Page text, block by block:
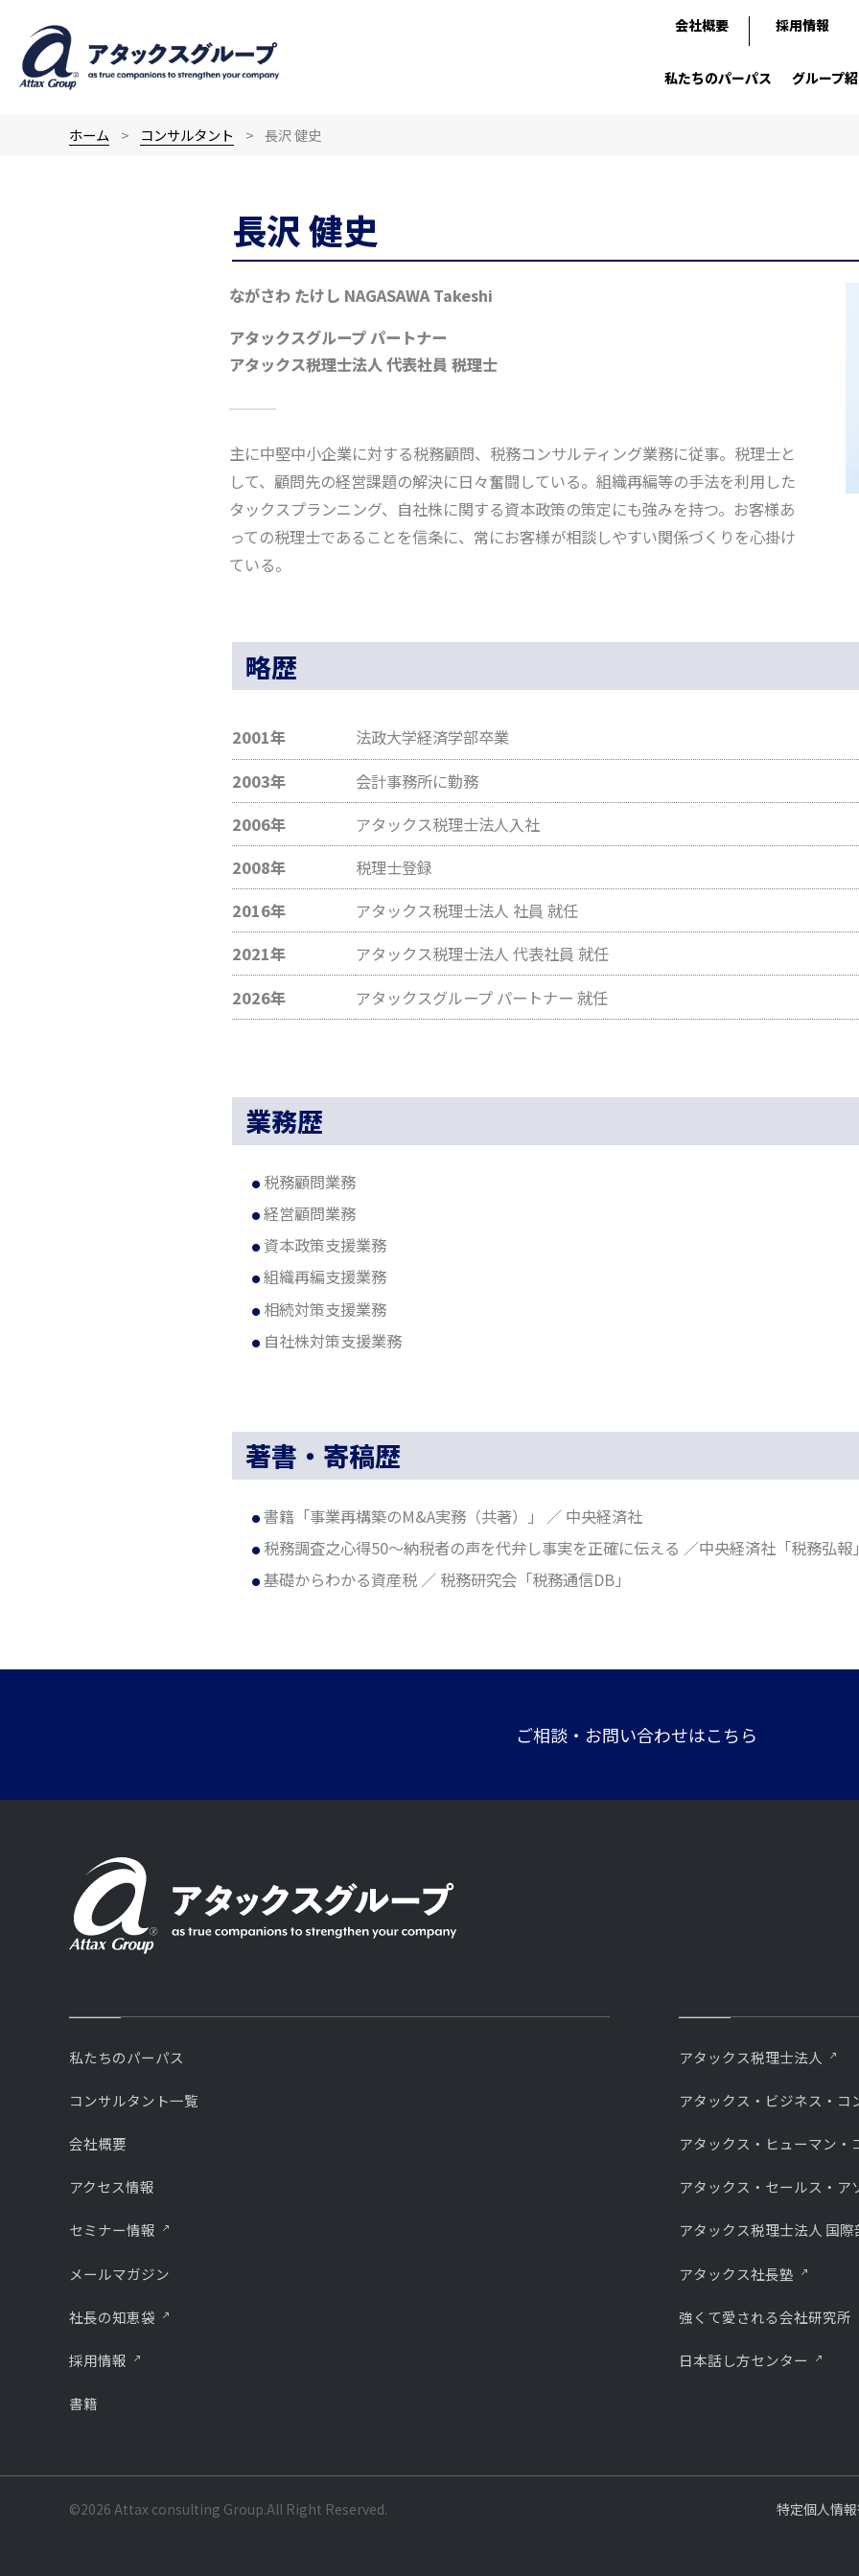
会社概要 採用情報
私たちのパーパス グループ
ホーム コンサルタント 長沢 健史
長沢 健史
ながさわ たけし NAGASAWA Takeshi
アタックスグループ パートナー
アタックス税理士法人 代表社員 税理士
主に中堅中小企業に対する税務顧問、税務コンサルティング業務に従事。税理士と
して、顧問先の経営課題の解決に日々奮闘している。組織再編等の手法を利用した
タックスプランニング、自社株に関する資本政策の策定にも強みを持つ。お客様あ
っての税理士であることを信条に、常にお客様が相談しやすい関係づくりを心掛け
ている。
略歴
2001年
法政大学経済学部卒業
2003年
会計事務所に勤務
2006年
アタックス税理士法人入社
2008年
税理士登録
2016年
アタックス税理士法人 社員 就任
2021年
アタックス税理士法人 代表社員 就任
2026年
アタックスグループ パートナー 就任
業務歴
税務顧問業務
経営顧問業務
資本政策支援業務
組織再編支援業務
相続対策支援業務
自社株対策支援業務
著書・寄稿歴
書籍「事業再構築のM&A実務（共著）」 ／ 中央経済社
税務調査之心得50～納税者の声を代弁し事実を正確に伝える ／中央経済社「税務弘報
基礎からわかる資産税 ／ 税務研究会「税務通信DB」
ご相談・お問い合わせはこちら
私たちのパーパス
コンサルタント一覧
会社概要
アクセス情報
セミナー情報
メールマガジン
社長の知恵袋
採用情報
書籍
アタックス税理士法人
アタックス・ビジネス・コ
アタックス・ヒューマン・
アタックス・セールス・ア
アタックス税理士法人 国際
アタックス社長塾
強くて愛される会社研究所
⽇本話し⽅センター
©2026 Attax consulting Group.All Right Reserved. 特定個人情